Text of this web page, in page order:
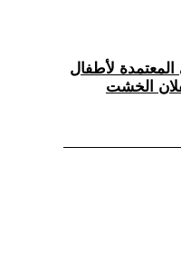
المعتمدة لأطفال
الخشت